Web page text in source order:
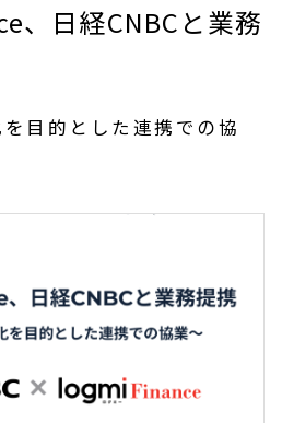
、日経CNBCと業務
目的とした連携での協